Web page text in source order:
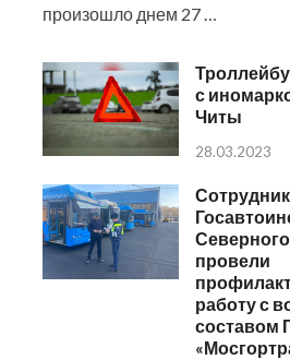
произошло днем 27 …
с
Читы
28.03.2023
провели
работу с
составом